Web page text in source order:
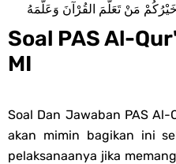
خَيْرُكُمْ مَنْ تَعَلَّمَ القُرْآنَ وَعَلَّمَهُ
Soal PAS Al-
MI
Soal Dan Jawaban PAS Al-
akan mimin bagikan ini
pelaksanaanya jika